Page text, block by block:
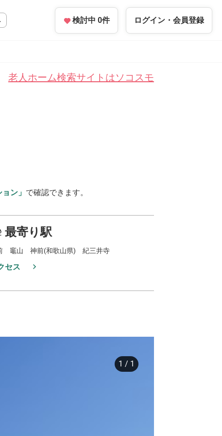
検討中 0件 ログイン・ 会員登録
老人ホーム検索サイトはソコスモ
ン」 で確認できます。
最寄り駅
竈山 神前(和歌山県) 紀三井寺
セス
1 / 1